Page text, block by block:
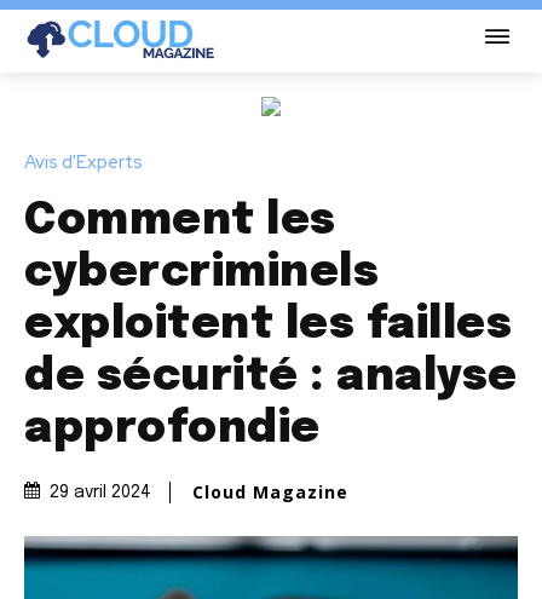
Avis d'Experts
Comment les
cybercriminels
exploitent les failles
de sécurité : analyse
approfondie
29 avril 2024 Cloud Magazine